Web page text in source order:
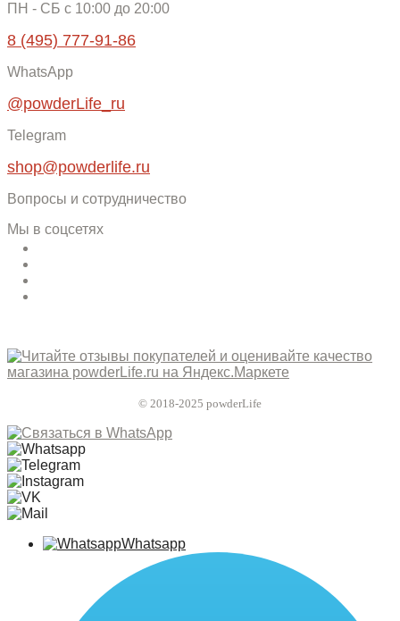
ПН - СБ c 10:00 до 20:00
8 (495) 777-91-86
WhatsApp
@powderLife_ru
Telegram
shop@powderlife.ru
Вопросы и сотрудничество
Мы в соцсетях
© 2018-2025 powderLife
Whatsapp